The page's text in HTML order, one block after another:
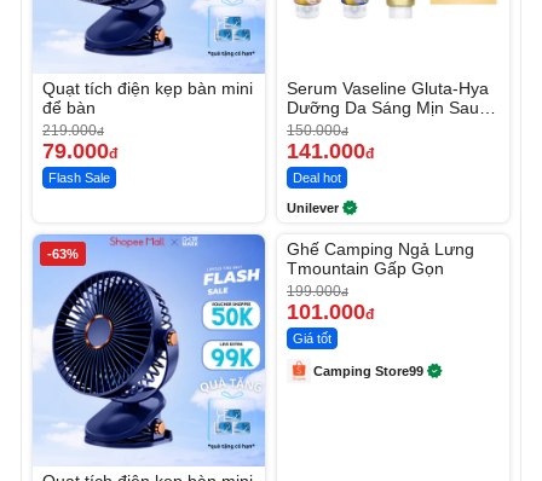
Quạt tích điện kẹp bàn mini
để bàn
219.000đ
79.000đ
Flash Sale
Serum Vaseline Gluta-Hya
Dưỡng Da Sáng Mịn Sau 7
Ngày
150.000đ
141.000đ
Deal hot
Unilever
-63% -49%
Ghế Camping Ngả Lưng
Tmountain Gấp Gọn
199.000đ
101.000đ
Giá tốt
Camping Store99